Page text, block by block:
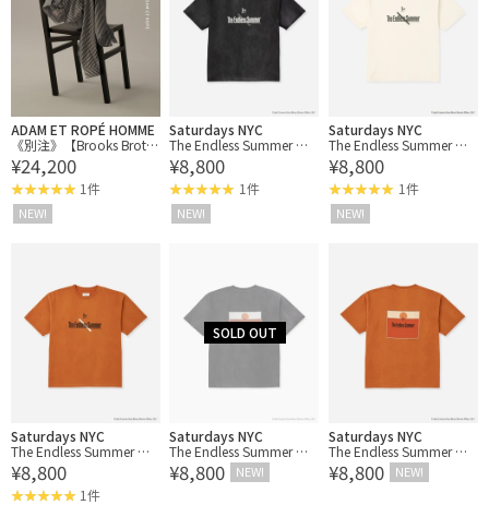
ADAM ET ROPÉ HOMME
《別注》【Brooks Broth
ers/ブルックス ブラザー
ズ】EX NOIR STRIPE BD
SHIRTS
¥24,200
1件
NEW!
Saturdays NYC
The Endless Summer ×
Saturdays NYC Slash Tee
¥8,800
1件
NEW!
Saturdays NYC
The Endless Summer ×
Saturdays NYC Slash Tee
¥8,800
1件
NEW!
Saturdays NYC
The Endless Summer ×
Saturdays NYC Slash Tee
¥8,800
1件
Saturdays NYC
The Endless Summer ×
Saturdays NYC Sunset Te
¥8,800 NEW!
Saturdays NYC
The Endless Summer ×
Saturdays NYC Sunset Te
¥8,800 NEW!